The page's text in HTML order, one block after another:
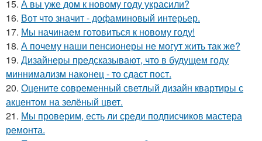
15. А вы уже дом к новому году украсили?
16. Вот что значит - дофаминовый интерьер.
17. Мы начинаем готовиться к новому году!
18. А почему наши пенсионеры не могут жить так же?
19. Дизайнеры предсказывают, что в будущем году
миннимализм наконец - то сдаст пост.
20. Оцените современный светлый дизайн квартиры с
акцентом на зелёный цвет.
21. Мы проверим, есть ли среди подписчиков мастера
ремонта.